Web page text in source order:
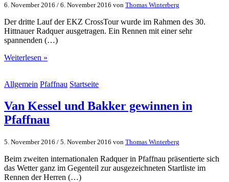
6. November 2016 / 6. November 2016 von Thomas Winterberg
Der dritte Lauf der EKZ CrossTour wurde im Rahmen des 30.
Hittnauer Radquer ausgetragen. Ein Rennen mit einer sehr
spannenden (…)
Weiterlesen »
Allgemein Pfaffnau Startseite
Van Kessel und Bakker gewinnen in
Pfaffnau
5. November 2016 / 5. November 2016 von Thomas Winterberg
Beim zweiten internationalen Radquer in Pfaffnau präsentierte sich
das Wetter ganz im Gegenteil zur ausgezeichneten Startliste im
Rennen der Herren (…)